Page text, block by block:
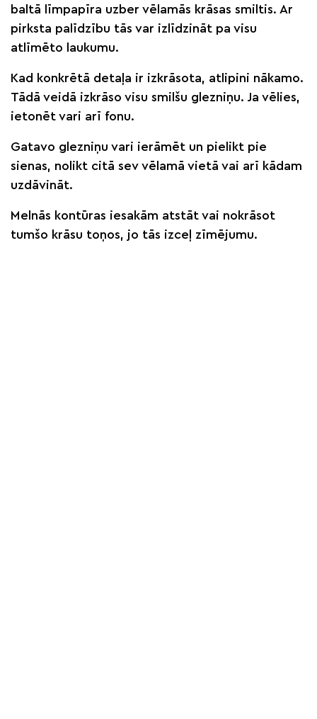
baltā līmpapīra uzber vēlamās krāsas smiltis. Ar
pirksta palīdzību tās var izlīdzināt pa visu
atlīmēto laukumu.
Kad konkrētā detaļa ir izkrāsota, atlipini nākamo.
Tādā veidā izkrāso visu smilšu glezniņu. Ja vēlies,
ietonēt vari arī fonu.
Gatavo glezniņu vari ierāmēt un pielikt pie
sienas, nolikt citā sev vēlamā vietā vai arī kādam
uzdāvināt.
Melnās kontūras iesakām atstāt vai nokrāsot
tumšo krāsu toņos, jo tās izceļ zīmējumu.